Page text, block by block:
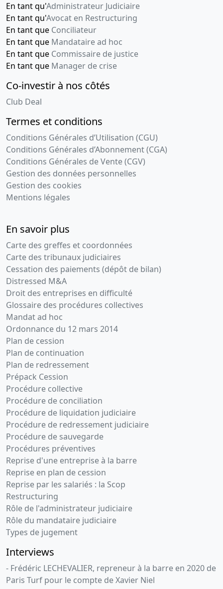
En tant qu'Administrateur Judiciaire
En tant qu'Avocat en Restructuring
En tant que Conciliateur
En tant que Mandataire ad hoc
En tant que Commissaire de justice
En tant que Manager de crise
Co-investir à nos côtés
Club Deal
Termes et conditions
Conditions Générales d’Utilisation (CGU)
Conditions Générales d’Abonnement (CGA)
Conditions Générales de Vente (CGV)
Gestion des données personnelles
Gestion des cookies
Mentions légales
En savoir plus
Carte des greffes et coordonnées
Carte des tribunaux judiciaires
Cessation des paiements (dépôt de bilan)
Distressed M&A
Droit des entreprises en difficulté
Glossaire des procédures collectives
Mandat ad hoc
Ordonnance du 12 mars 2014
Plan de cession
Plan de continuation
Plan de redressement
Prépack Cession
Procédure collective
Procédure de conciliation
Procédure de liquidation judiciaire
Procédure de redressement judiciaire
Procédure de sauvegarde
Procédures préventives
Reprise d'une entreprise à la barre
Reprise en plan de cession
Reprise par les salariés : la Scop
Restructuring
Rôle de l'administrateur judiciaire
Rôle du mandataire judiciaire
Types de jugement
Interviews
- Frédéric LECHEVALIER, repreneur à la barre en 2020 de
Paris Turf pour le compte de Xavier Niel